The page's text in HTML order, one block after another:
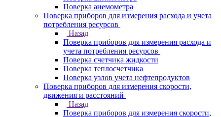
Поверка анемометра
Поверка приборов для измерения расхода и учета
потребления ресурсов
Назад
Поверка приборов для измерения расхода и
учета потребления ресурсов
Поверка счетчика жидкости
Поверка теплосчетчика
Поверка узлов учета нефтепродуктов
Поверка приборов для измерения скорости,
движения и расстояний
Назад
Поверка приборов для измерения скорости,